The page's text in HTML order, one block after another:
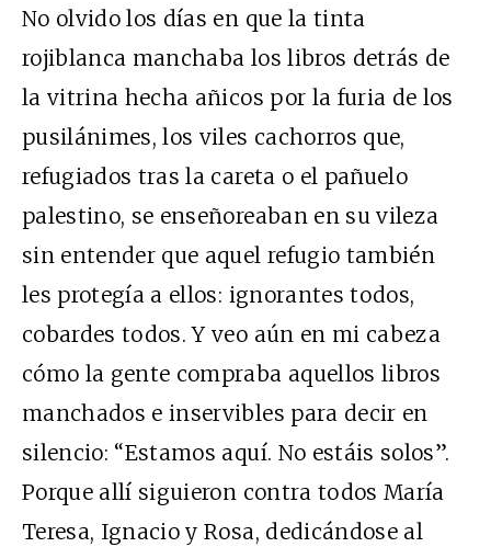
No olvido los días en que la tinta
rojiblanca manchaba los libros detrás de
la vitrina hecha añicos por la furia de los
pusilánimes, los viles cachorros que,
refugiados tras la careta o el pañuelo
palestino, se enseñoreaban en su vileza
sin entender que aquel refugio también
les protegía a ellos: ignorantes todos,
cobardes todos. Y veo aún en mi cabeza
cómo la gente compraba aquellos libros
manchados e inservibles para decir en
silencio: “Estamos aquí. No estáis solos”.
Porque allí siguieron contra todos María
Teresa, Ignacio y Rosa, dedicándose al